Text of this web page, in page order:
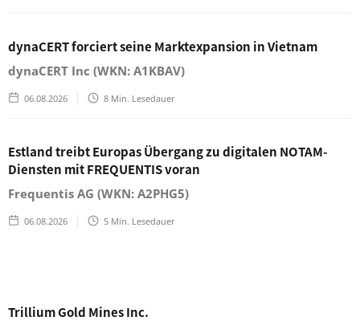
dynaCERT forciert seine Marktexpansion in Vietnam
dynaCERT Inc (WKN: A1KBAV)
06.08.2026 8 Min. Lesedauer
Estland treibt Europas Übergang zu digitalen NOTAM-
Diensten mit FREQUENTIS voran
Frequentis AG (WKN: A2PHG5)
06.08.2026 5 Min. Lesedauer
Trillium Gold Mines Inc.